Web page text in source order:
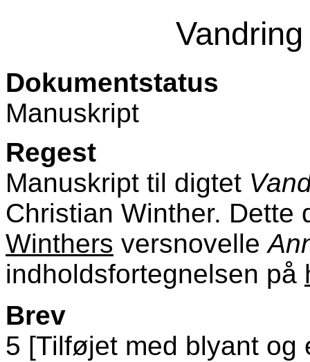
Dokumentstatus
Manuskript
Regest
Manuskript til digtet
Christian Winther.
Winthers versnovelle
indholdsfortegnelsen på
Brev
5 [Tilføjet med blyant og